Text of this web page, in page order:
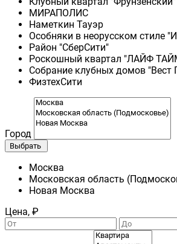
МИРАПОЛИС
Наметкин Тауэр
Особняки в неорусском стиле
Район "СберСити"
Роскошный квартал "ЛАЙФ
Собрание клубных домов "Вест
ФизтехСити
Город
Выбрать
Москва
Московская область
Новая Москва
Цена, ₽